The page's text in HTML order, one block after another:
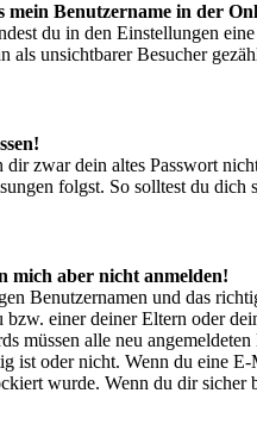
mein Benutzername in der
du in den Einstellungen
als unsichtbarer Besucher
zwar dein altes Passwort
folgst. So solltest du dich
mich aber nicht anmelden!
Benutzernamen und das
bzw. einer deiner Eltern oder
müssen alle neu
ist oder nicht. Wenn du eine
wurde. Wenn du dir sicher